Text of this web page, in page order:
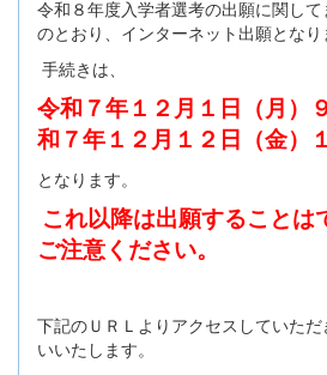
令和８年度入学者選考の出願に関し
のとおり、インターネット出願となり
手続きは、
令和７年１２月１日（月）
和７年１２月１２日（金）
となります。
これ以降は出願することは
ご注意ください。
下記のＵＲＬよりアクセスしていた
いいたします。